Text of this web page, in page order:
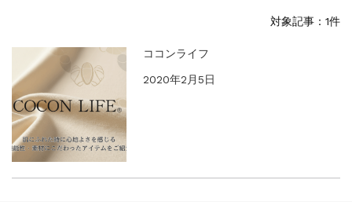
対象記事：1件
ココンライフ
2020年2月5日